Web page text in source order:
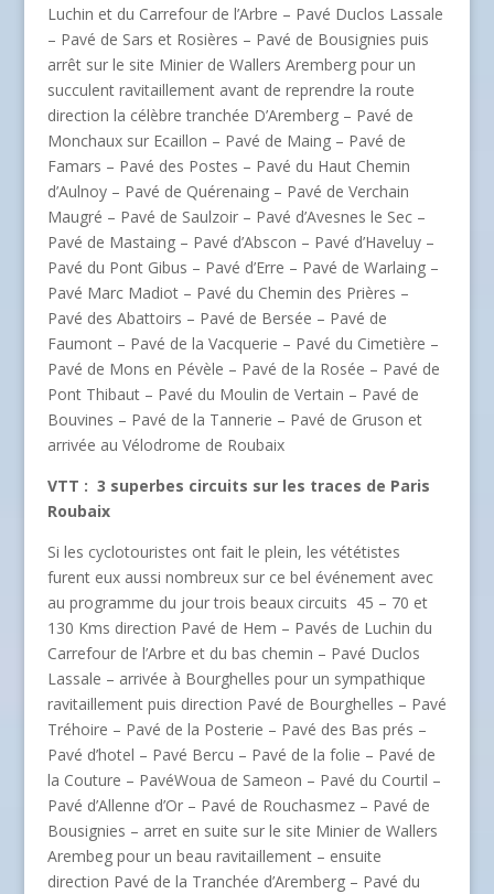
Luchin et du Carrefour de l’Arbre – Pavé Duclos Lassale
– Pavé de Sars et Rosières – Pavé de Bousignies puis
arrêt sur le site Minier de Wallers Aremberg pour un
succulent ravitaillement avant de reprendre la route
direction la célèbre tranchée D’Aremberg – Pavé de
Monchaux sur Ecaillon – Pavé de Maing – Pavé de
Famars – Pavé des Postes – Pavé du Haut Chemin
d’Aulnoy – Pavé de Quérenaing – Pavé de Verchain
Maugré – Pavé de Saulzoir – Pavé d’Avesnes le Sec –
Pavé de Mastaing – Pavé d’Abscon – Pavé d’Haveluy –
Pavé du Pont Gibus – Pavé d’Erre – Pavé de Warlaing –
Pavé Marc Madiot – Pavé du Chemin des Prières –
Pavé des Abattoirs – Pavé de Bersée – Pavé de
Faumont – Pavé de la Vacquerie – Pavé du Cimetière –
Pavé de Mons en Pévèle – Pavé de la Rosée – Pavé de
Pont Thibaut – Pavé du Moulin de Vertain – Pavé de
Bouvines – Pavé de la Tannerie – Pavé de Gruson et
arrivée au Vélodrome de Roubaix
VTT : 3 superbes circuits sur les traces de Paris
Roubaix
Si les cyclotouristes ont fait le plein, les vététistes
furent eux aussi nombreux sur ce bel événement avec
au programme du jour trois beaux circuits 45 – 70 et
130 Kms direction Pavé de Hem – Pavés de Luchin du
Carrefour de l’Arbre et du bas chemin – Pavé Duclos
Lassale – arrivée à Bourghelles pour un sympathique
ravitaillement puis direction Pavé de Bourghelles – Pavé
Tréhoire – Pavé de la Posterie – Pavé des Bas prés –
Pavé d’hotel – Pavé Bercu – Pavé de la folie – Pavé de
la Couture – PavéWoua de Sameon – Pavé du Courtil –
Pavé d’Allenne d’Or – Pavé de Rouchasmez – Pavé de
Bousignies – arret en suite sur le site Minier de Wallers
Arembeg pour un beau ravitaillement – ensuite
direction Pavé de la Tranchée d’Aremberg – Pavé du